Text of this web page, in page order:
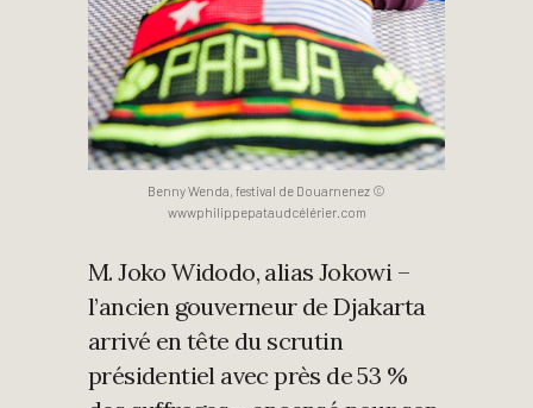
Benny Wenda, festival de Douarnenez ©
wwwphilippepataudcélérier.com
M. Joko Widodo, alias Jokowi –
l’ancien gouverneur de Djakarta
arrivé en tête du scrutin
présidentiel avec près de 53 %